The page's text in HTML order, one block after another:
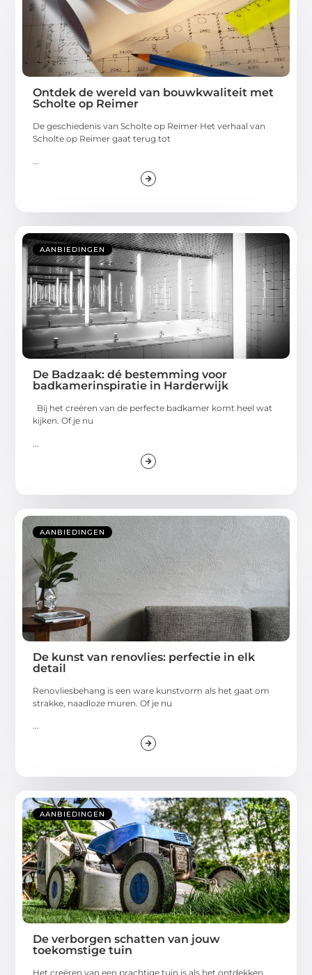
Ontdek de wereld van bouwkwaliteit met
Scholte op Reimer
De geschiedenis van Scholte op Reimer Het verhaal van
Scholte op Reimer gaat terug tot
...
AANBIEDINGEN
De Badzaak: dé bestemming voor
badkamerinspiratie in Harderwijk
Bij het creëren van de perfecte badkamer komt heel wat
kijken. Of je nu
AANBIEDINGEN
De kunst van renovlies: perfectie in elk
detail
Renovliesbehang is een ware kunstvorm als het gaat om
strakke, naadloze muren. Of je nu
...
AANBIEDINGEN
De verborgen schatten van jouw
toekomstige tuin
Het creëren van een prachtige tuin is als het ontdekken